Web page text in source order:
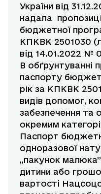
України від
надала
бюджетної
КПКВК 2501030
від 14.01.2022 №
В обґрунтуванні
паспорту
рік за КПКВК
видів допомог,
забезпечення та
окремим
Паспорт
одноразової
,,пакунок
дитини або
вартості